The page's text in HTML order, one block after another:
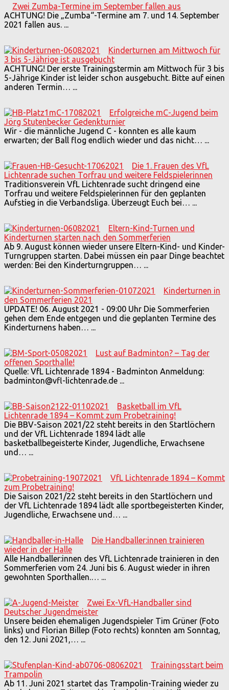
Zwei Zumba-Termine im September fallen aus
ACHTUNG! Die „Zumba“-Termine am 7. und 14. September
2021 fallen aus. ...
Kinderturnen am Mittwoch für
3 bis 5-Jährige ist ausgebucht
ACHTUNG! Der erste Trainingstermin am Mittwoch für 3 bis
5-Jährige Kinder ist leider schon ausgebucht. Bitte auf einen
anderen Termin… ...
Erfolgreiche mC-Jugend beim
Jörg Stutenbecker Gedenkturnier
Wir - die männliche Jugend C - konnten es alle kaum
erwarten; der Ball flog endlich wieder und das nicht… ...
Die 1. Frauen des VfL
Lichtenrade suchen Torfrau und weitere Feldspielerinnen
Traditionsverein VfL Lichtenrade sucht dringend eine
Torfrau und weitere Feldspielerinnen für den geplanten
Aufstieg in die Verbandsliga. Überzeugt Euch bei… ...
Eltern-Kind-Turnen und
Kinderturnen starten nach den Sommerferien
Ab 9. August können wieder unsere Eltern-Kind- und Kinder-
Turngruppen starten. Dabei müssen ein paar Dinge beachtet
werden: Bei den Kinderturngruppen… ...
Kinderturnen in
den Sommerferien 2021
UPDATE! 06. August 2021 - 09:00 Uhr Die Sommerferien
gehen dem Ende entgegen und die geplanten Termine des
Kinderturnens haben… ...
Lust auf Badminton? – Tag der
offenen Sporthalle!
Quelle: VfL Lichtenrade 1894 - Badminton Anmeldung:
badminton@vfl-lichtenrade.de ...
Basketball im VfL
Lichtenrade 1894 – Kommt zum Probetraining!
Die BBV-Saison 2021/22 steht bereits in den Startlöchern
und der VfL Lichtenrade 1894 lädt alle
basketballbegeisterte Kinder, Jugendliche, Erwachsene
und… ...
VfL Lichtenrade 1894 – Kommt
zum Probetraining!
Die Saison 2021/22 steht bereits in den Startlöchern und
der VfL Lichtenrade 1894 lädt alle sportbegeisterten Kinder,
Jugendliche, Erwachsene und… ...
Die Handballer:innen trainieren
wieder in der Halle
Alle Handballer:innen des VfL Lichtenrade trainieren in den
Sommerferien vom 24. Juni bis 6. August wieder in ihren
gewohnten Sporthallen.… ...
Zwei Ex-VfL-Handballer sind
Deutscher Jugendmeister
Unsere beiden ehemaligen Jugendspieler Tim Grüner (Foto
links) und Florian Billep (Foto rechts) konnten am Sonntag,
den 12. Juni 2021,… ...
Trainingsstart beim
Trampolin
Ab 11. Juni 2021 startet das Trampolin-Training wieder zu